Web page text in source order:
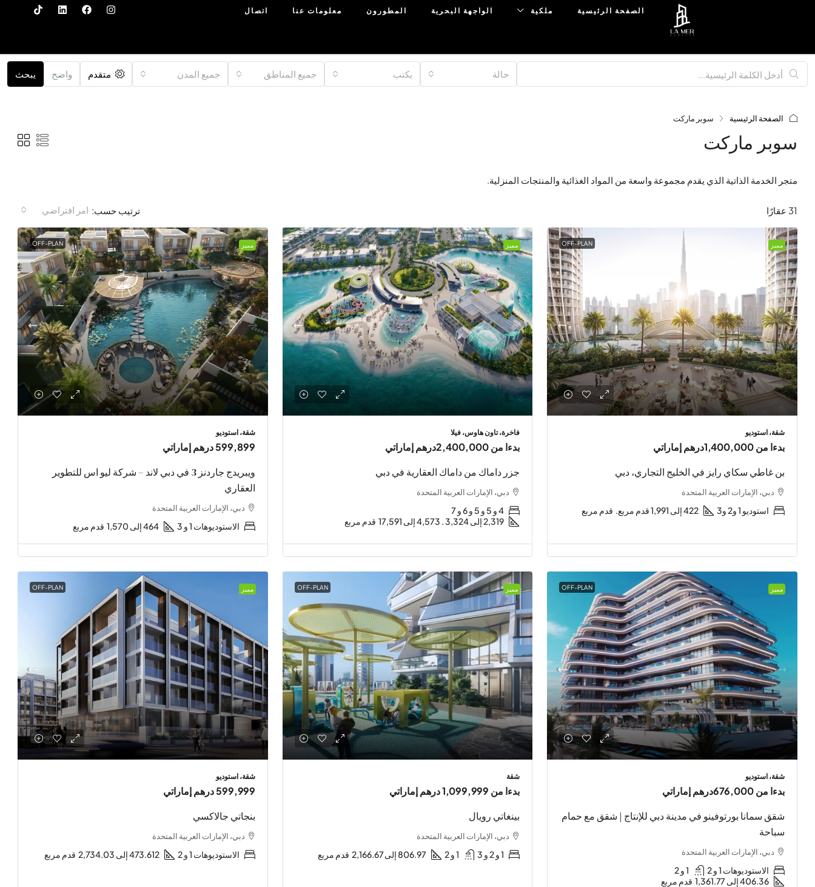
الصفحة الرئيسية ملكية الواجهة البحرية المطورون معلومات عنا اتصال
حالة يكتب جميع المناطق جميع المدن متقدم واضح يبحث
الصفحة الرئيسية سوبر ماركت
سوبر ماركت
متجر الخدمة الذاتية الذي يقدم مجموعة واسعة من المواد الغذائية والمنتجات المنزلية.
31 عقارًا ترتيب حسب: امر افتراضي
مميز OFF-PLAN
شقة، استوديو
بدءا من1,400,000درهم إماراتي
بن غاطي سكاي رايز في الخليج التجاري، دبي
دبي، الإمارات العربية المتحدة
استوديو 1 و2 و3 422 إلى 1,991 قدم مربع. قدم مربع
مميز
فاخرة، تاون هاوس، فيلا
بدءا من2,400,000درهم إماراتي
جزر داماك من داماك العقارية في دبي
دبي، الإمارات العربية المتحدة
4 و 5 و 5 و 6 و 7
2,319 إلى 3,324 . 4,573 إلى 17,591
قدم مربع
مميز OFF-PLAN
شقة، استوديو
599,899 درهم إماراتي
ويبريدج جاردنز 3 في دبي لاند – شركة ليو اس للتطوير
العقاري
دبي، الإمارات العربية المتحدة
الاستوديوهات 1 و 3 464 إلى 1,570 قدم مربع
مميز OFF-PLAN
شقة، استوديو
بدءا من676,000درهم إماراتي
شقق سمانا بورتوفينو في مدينة دبي للإنتاج | شقق مع حمام
سباحة
دبي، الإمارات العربية المتحدة
الاستوديوهات 1 و 2
1 و 2
406.36 إلى 1,361.77
قدم مربع
مميز OFF-PLAN
شقة
بدءا من 1,099,999 درهم إماراتي
بينغاتي رويال
دبي، الإمارات العربية المتحدة
1 و 2 و 3 1 و 2 806.97 إلى 2,166.67 قدم مربع
مميز OFF-PLAN
شقة، استوديو
599,999 درهم إماراتي
بنجاتي جالاكسي
دبي، الإمارات العربية المتحدة
الاستوديوهات 1 و 2 473.612 إلى 2,734.03 قدم مربع